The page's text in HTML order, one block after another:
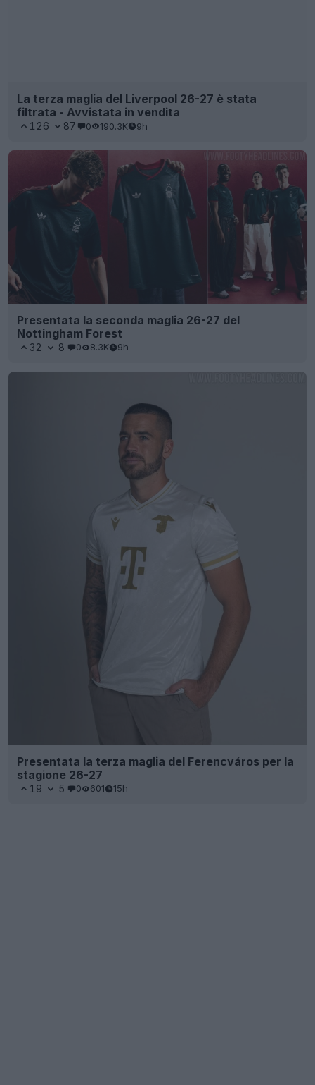
La terza maglia del Liverpool 26-27 è stata
filtrata - Avvistata in vendita
126 87 0 190.3K 9h
Presentata la seconda maglia 26-27 del
Nottingham Forest
32 8 0 8.3K 9h
Presentata la terza maglia del Ferencváros per la
stagione 26-27
19 5 0 601 15h